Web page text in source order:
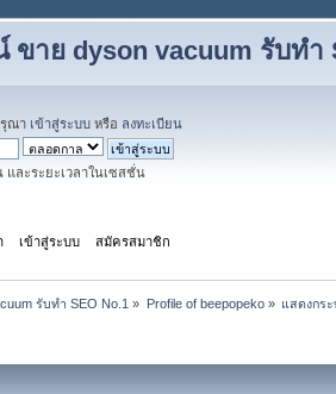
ขาย dyson vacuum รับทำ
ณา เข้าสู่ระบบ หรือ ลงทะเบียน
และระยะเวลาในเซสชั่น
เข้าสู่ระบบ สมัครสมาชิก
รับทำ SEO No.1 » Profile of beepopeko» แสดงกร